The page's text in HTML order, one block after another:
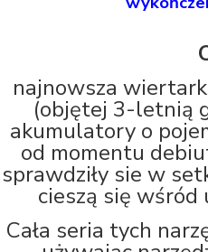
najnowsza
(objętej 3-letnią
akumulatory o
od momentu
sprawdziły sie w
cieszą się
Cała seria tych